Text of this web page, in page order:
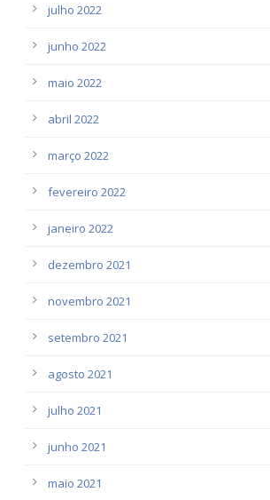
julho 2022
junho 2022
maio 2022
abril 2022
março 2022
fevereiro 2022
janeiro 2022
dezembro 2021
novembro 2021
setembro 2021
agosto 2021
julho 2021
junho 2021
maio 2021